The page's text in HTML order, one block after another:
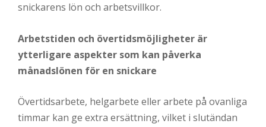
snickarens lön och arbetsvillkor.
Arbetstiden och övertidsmöjligheter är
ytterligare aspekter som kan påverka
månadslönen för en snickare
Övertidsarbete, helgarbete eller arbete på ovanliga
timmar kan ge extra ersättning, vilket i slutändan